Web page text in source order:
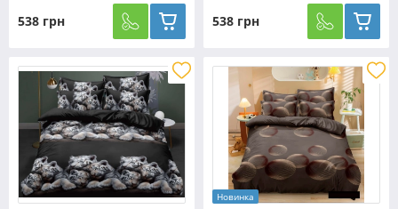
538 грн 538 грн
Новинка